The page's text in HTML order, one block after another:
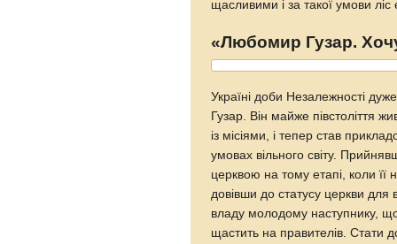
щасливими і за такої умови
«Любомир Гузар.
Україні доби Незалежності
Гузар. Він майже півстоліття
із місіями, і тепер став
умовах вільного світу.
церквою на тому етапі, коли її
довівши до статусу церкви для
владу молодому наступнику,
щастить на правителів. Стати